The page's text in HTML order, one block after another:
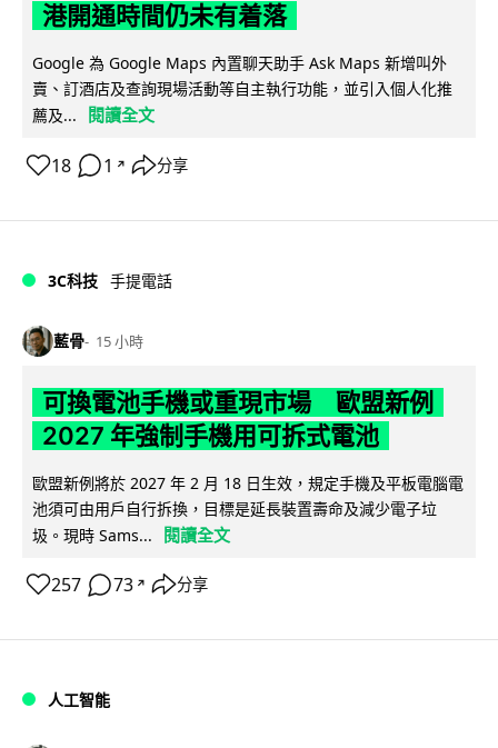
港開通時間仍未有着落
Google 為 Google Maps 內置聊天助手 Ask Maps 新增叫外
賣、訂酒店及查詢現場活動等自主執行功能，並引入個人化推
薦及...
閱讀全文
18 1 ↗ 分享
3C科技 手提電話
藍骨 15 小時
可換電池手機或重現市場 歐盟新例
2027 年強制手機用可拆式電池
歐盟新例將於 2027 年 2 月 18 日生效，規定手機及平板電腦電
池須可由用戶自行拆換，目標是延長裝置壽命及減少電子垃
圾。現時 Sams...
閱讀全文
257 73 ↗ 分享
人工智能